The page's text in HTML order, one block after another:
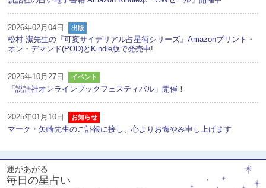
2026年02月04日 出版
松村 潔先生の『可変サイデリアル占星術シリーズ』Amazonプリント・
オン・デマンド(POD)とKindle版で発売中!
2025年10月27日 イベント
「説話社オンラインブックフェスティバル」開催！
2025年01月10日 お知らせ
マーク・矢崎先生のご訃報に接し、心よりお悔やみ申し上げます
運があがる
毎日の星占い